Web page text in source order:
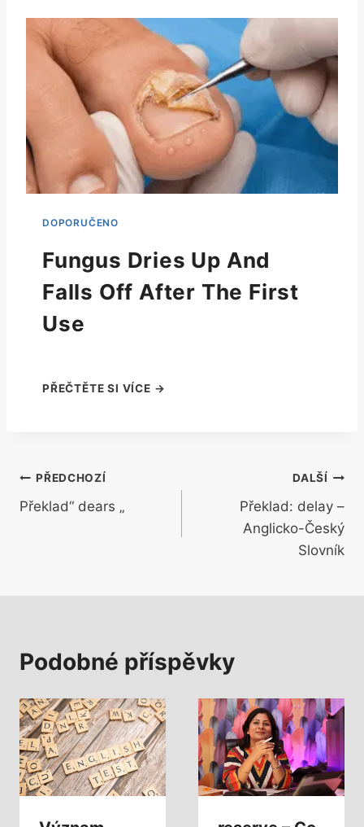
Fungus Dries Up And
Falls Off After The First
Use
Navigace
pro
PŘEDCHOZÍ
Překlad“ dears „
DALŠÍ
Překlad: delay –
Anglicko-Český
Slovník
Podobné příspěvky